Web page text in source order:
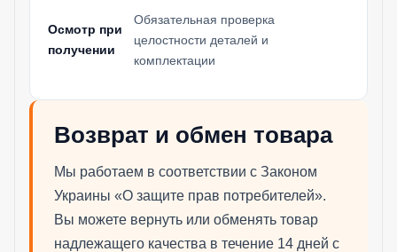
Осмотр при
получении
Обязательная проверка
целостности деталей и
комплектации
Возврат и обмен товара
Мы работаем в соответствии с Законом
Украины «О защите прав потребителей».
Вы можете вернуть или обменять товар
надлежащего качества в течение 14 дней с